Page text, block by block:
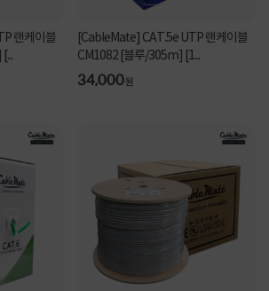
랜케이블
[CableMate] CAT.5e UTP 랜케이블
CM1082 [블루/305m] [1...
34,000원